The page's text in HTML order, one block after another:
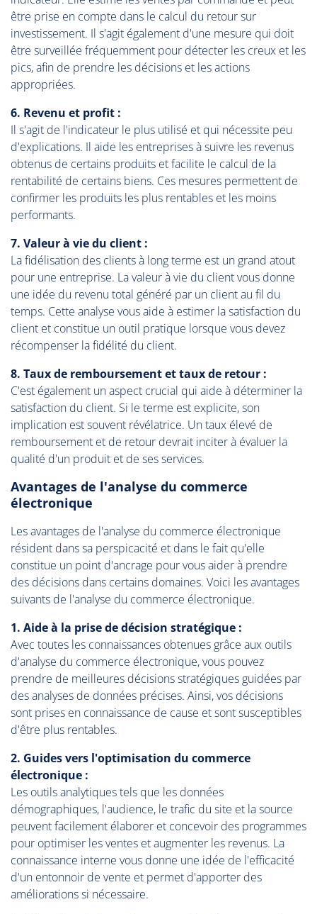
être prise en compte dans le calcul du retour sur
investissement. Il s'agit également d'une mesure qui doit
être surveillée fréquemment pour détecter les creux et les
pics, afin de prendre les décisions et les actions
appropriées.
6. Revenu et profit :
Il s'agit de l'indicateur le plus utilisé et qui nécessite peu
d'explications. Il aide les entreprises à suivre les revenus
obtenus de certains produits et facilite le calcul de la
rentabilité de certains biens. Ces mesures permettent de
confirmer les produits les plus rentables et les moins
performants.
7. Valeur à vie du client :
La fidélisation des clients à long terme est un grand atout
pour une entreprise. La valeur à vie du client vous donne
une idée du revenu total généré par un client au fil du
temps. Cette analyse vous aide à estimer la satisfaction du
client et constitue un outil pratique lorsque vous devez
récompenser la fidélité du client.
8. Taux de remboursement et taux de retour :
C'est également un aspect crucial qui aide à déterminer la
satisfaction du client. Si le terme est explicite, son
implication est souvent révélatrice. Un taux élevé de
remboursement et de retour devrait inciter à évaluer la
qualité d'un produit et de ses services.
Avantages de l'analyse du commerce
électronique
Les avantages de l'analyse du commerce électronique
résident dans sa perspicacité et dans le fait qu'elle
constitue un point d'ancrage pour vous aider à prendre
des décisions dans certains domaines. Voici les avantages
suivants de l'analyse du commerce électronique.
1. Aide à la prise de décision stratégique :
Avec toutes les connaissances obtenues grâce aux outils
d'analyse du commerce électronique, vous pouvez
prendre de meilleures décisions stratégiques guidées par
des analyses de données précises. Ainsi, vos décisions
sont prises en connaissance de cause et sont susceptibles
d'être plus rentables.
2. Guides vers l'optimisation du commerce
électronique :
Les outils analytiques tels que les données
démographiques, l'audience, le trafic du site et la source
peuvent facilement élaborer et concevoir des programmes
pour optimiser les ventes et augmenter les revenus. La
connaissance interne vous donne une idée de l'efficacité
d'un entonnoir de vente et permet d'apporter des
améliorations si nécessaire.